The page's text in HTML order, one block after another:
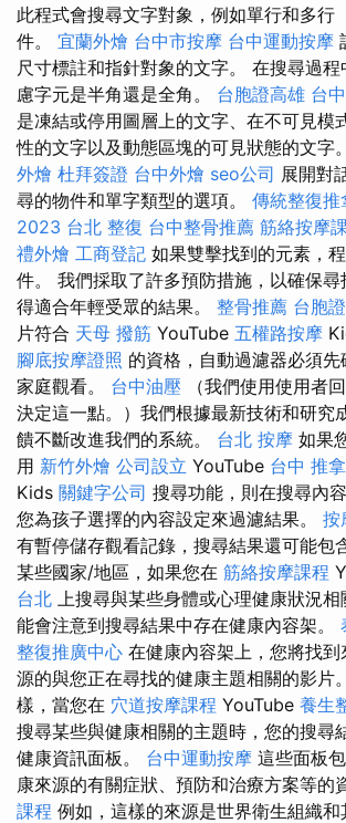
此程式會搜尋文字對象，例如單行和多行
件。 宜蘭外燴 台中市按摩 台中運動按摩
尺寸標註和指針對象的文字。 在搜尋過
慮字元是半角還是全角。 台胞證高雄 台
是凍結或停用圖層上的文字、在不可見模
性的文字以及動態區塊的可見狀態的文字。
外燴 杜拜簽證 台中外燴 seo公司 展開對
尋的物件和單字類型的選項。 傳統整復推
2023 台北 整復 台中整骨推薦 筋絡按摩
禮外燴 工商登記 如果雙擊找到的元素，
件。 我們採取了許多預防措施，以確保尋
得適合年輕受眾的結果。 整骨推薦 台胞證
片符合 天母 撥筋 YouTube 五權路按摩
腳底按摩證照 的資格，自動過濾器必須
家庭觀看。 台中油壓 （我們使用使用者
決定這一點。）我們根據最新技術和研究
饋不斷改進我們的系統。 台北 按摩 如果
用 新竹外燴 公司設立 YouTube 台中 推拿
Kids 關鍵字公司 搜尋功能，則在搜尋內
您為孩子選擇的內容設定來過濾結果。 按
有暫停儲存觀看記錄，搜尋結果還可能包
某些國家/地區，如果您在 筋絡按摩課程
台北 上搜尋與某些身體或心理健康狀況
能會注意到搜尋結果中存在健康內容架。
整復推廣中心 在健康內容架上，您將找
源的與您​​正在尋找的健康主題相關的影片。
樣，當您在 穴道按摩課程 YouTube 養生
搜尋某些與健康相關的主題時，您的搜尋
健康資訊面板。 台中運動按摩 這些面板
康來源的有關症狀、預防和治療方案等的
課程 例如，這樣的來源是世界衛生組織和